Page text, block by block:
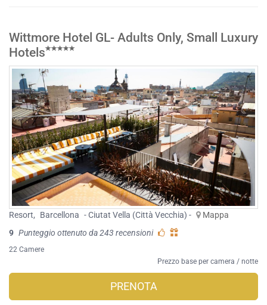
Wittmore Hotel GL- Adults Only, Small Luxury
Hotels
Resort, Barcellona - Ciutat Vella (Città Vecchia) -
Mappa
9 Punteggio ottenuto da 243 recensioni
22 Camere
Prezzo base per camera / notte
PRENOTA